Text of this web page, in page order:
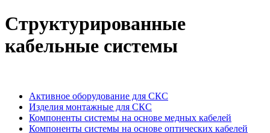
Структурированные
кабельные системы
Активное оборудование для СКС
Изделия монтажные для СКС
Компоненты системы на основе медных кабелей
Компоненты системы на основе оптических кабелей